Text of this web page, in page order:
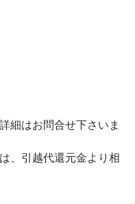
細はお問合せ下さいま
、引越代還元金より相